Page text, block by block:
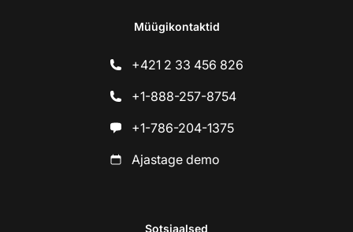
Müügikontaktid
+421 2 33 456 826
+1-888-257-8754
+1-786-204-1375
Ajastage demo
Sotsiaalsed